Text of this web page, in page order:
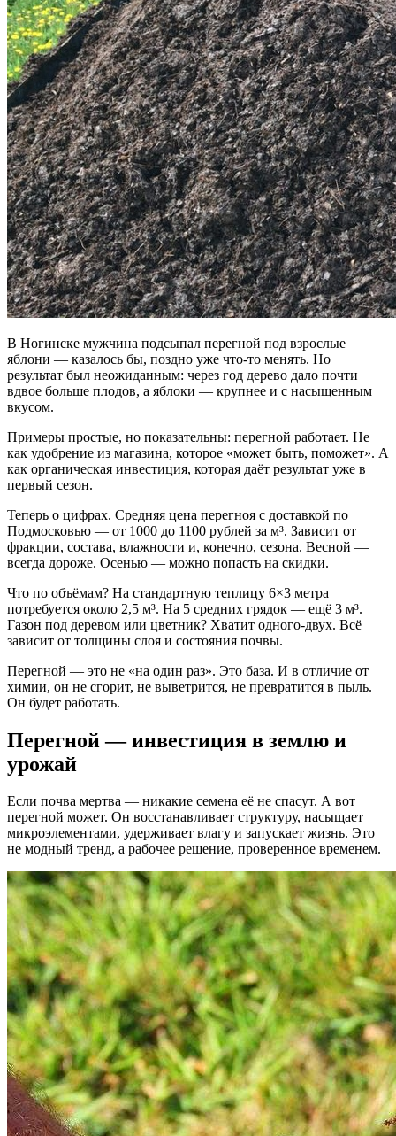
В Ногинске мужчина подсыпал перегной под взрослые
яблони — казалось бы, поздно уже что-то менять. Но
результат был неожиданным: через год дерево дало почти
вдвое больше плодов, а яблоки — крупнее и с насыщенным
вкусом.
Примеры простые, но показательны: перегной работает. Не
как удобрение из магазина, которое «может быть, поможет». А
как органическая инвестиция, которая даёт результат уже в
первый сезон.
Теперь о цифрах. Средняя цена перегноя с доставкой по
Подмосковью — от 1000 до 1100 рублей за м³. Зависит от
фракции, состава, влажности и, конечно, сезона. Весной —
всегда дороже. Осенью — можно попасть на скидки.
Что по объёмам? На стандартную теплицу 6×3 метра
потребуется около 2,5 м³. На 5 средних грядок — ещё 3 м³.
Газон под деревом или цветник? Хватит одного-двух. Всё
зависит от толщины слоя и состояния почвы.
Перегной — это не «на один раз». Это база. И в отличие от
химии, он не сгорит, не выветрится, не превратится в пыль.
Он будет работать.
Перегной — инвестиция в землю и
урожай
Если почва мертва — никакие семена её не спасут. А вот
перегной может. Он восстанавливает структуру, насыщает
микроэлементами, удерживает влагу и запускает жизнь. Это
не модный тренд, а рабочее решение, проверенное временем.